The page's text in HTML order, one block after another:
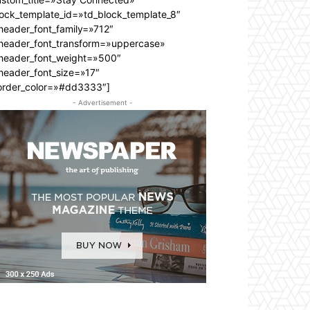
- Advertisement -